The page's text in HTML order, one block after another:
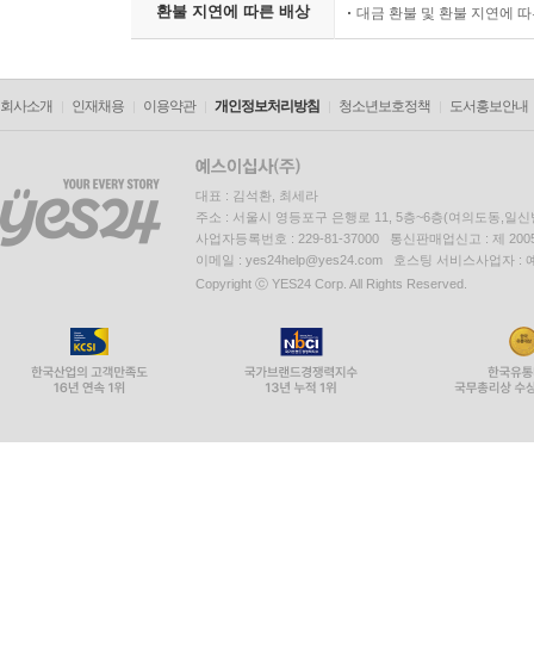
환불 지연에 따른 배상 대금 환불 및 환불 지연에
회사소개 인재채용 이용약관 개인정보처리방침 청소년보호정책 도서홍보안내
대표 : 김석환, 최세라
주소 : 서울시 영등포구 은행로 11, 5층~6층(여의도동,일신
사업자등록번호 : 229-81-37000 통신판매업신고 : 제
이메일 : yes24help@yes24.com 호스팅 서비스사업자 :
Copyright ⓒ YES24 Corp. All Rights Reserved.